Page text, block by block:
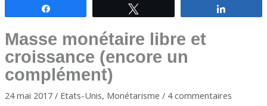
Masse monétaire libre et
croissance (encore un
complément)
24 mai 2017 / Etats-Unis, Monétarisme / 4 commentaires